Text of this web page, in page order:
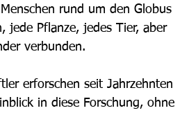
rund um den Globus
jede Pflanze, jedes Tier, aber
verbunden.
erforschen seit Jahrzehnten
in diese Forschung, ohne